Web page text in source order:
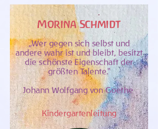
Morina Schmidt
„Wer gegen sich selbst und
andere wahr ist und bleibt, besitzt
die schönste Eigenschaft der
größten Talente.“
Johann Wolfgang von Goethe
Kindergartenleitung